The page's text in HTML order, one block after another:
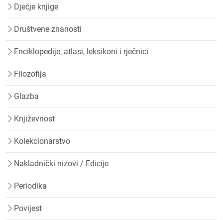
Dječje knjige
Društvene znanosti
Enciklopedije, atlasi, leksikoni i rječnici
Filozofija
Glazba
Književnost
Kolekcionarstvo
Nakladnički nizovi / Edicije
Periodika
Povijest